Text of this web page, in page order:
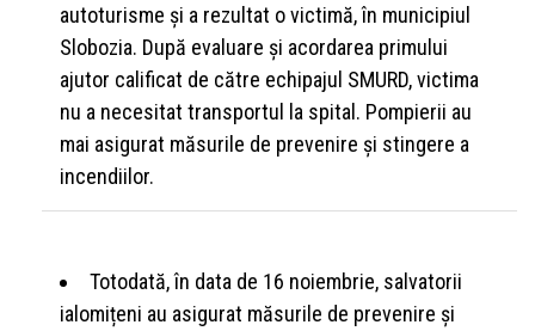
autoturisme și a rezultat o victimă, în municipiul
Slobozia. După evaluare și acordarea primului
ajutor calificat de către echipajul SMURD, victima
nu a necesitat transportul la spital. Pompierii au
mai asigurat măsurile de prevenire și stingere a
incendiilor.
Totodată, în data de 16 noiembrie, salvatorii
ialomițeni au asigurat măsurile de prevenire și